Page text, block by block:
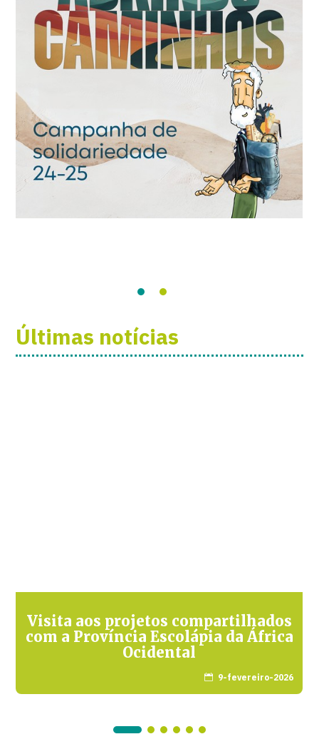
Últimas notícias
Visita aos projetos compartilhados
com a Província Escolápia da África
Ocidental
 9-fevereiro-2026